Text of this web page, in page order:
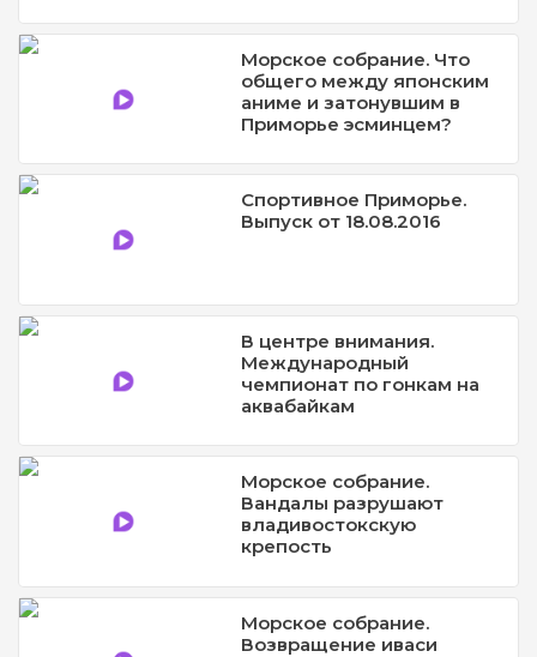
Морское собрание. Что
общего между японским
аниме и затонувшим в
Приморье эсминцем?
Спортивное Приморье.
Выпуск от 18.08.2016
В центре внимания.
Международный
чемпионат по гонкам на
аквабайкам
Морское собрание.
Вандалы разрушают
владивостокскую
крепость
Морское собрание.
Возвращение иваси